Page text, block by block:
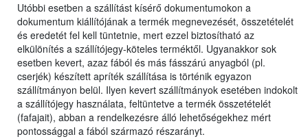
Utóbbi esetben a szállítást kísérő dokumentumokon a
dokumentum kiállítójának a termék megnevezését, összetételét
és eredetét fel kell tüntetnie, mert ezzel biztosítható az
elkülönítés a szállítójegy-köteles terméktől. Ugyanakkor sok
esetben kevert, azaz fából és más fásszárú anyagból (pl.
cserjék) készített apríték szállítása is történik egyazon
szállítmányon belül. Ilyen kevert szállítmányok esetében indokolt
a szállítójegy használata, feltüntetve a termék összetételét
(fafajait), abban a rendelkezésre álló lehetőségekhez mért
pontossággal a fából származó részarányt.